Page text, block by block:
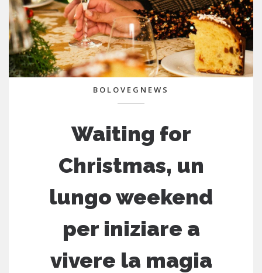
BOLOVEGNEWS
Waiting for
Christmas, un
lungo weekend
per iniziare a
vivere la magia